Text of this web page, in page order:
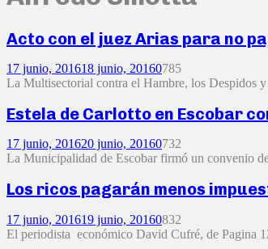
Acto con el juez Arias para no
17 junio, 201618 junio, 20160785
La Multisectorial contra el Hambre, los Despidos
Estela de Carlotto en Escobar
17 junio, 201620 junio, 20160732
La Municipalidad de Escobar firmó un convenio
Los ricos pagarán menos
17 junio, 201619 junio, 20160832
El periodista económico David Cufré, de Pagina